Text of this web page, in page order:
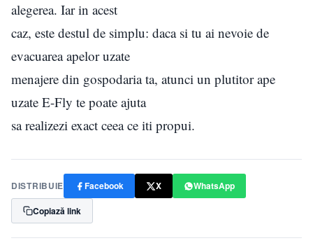
alegerea. Iar in acest
caz, este destul de simplu: daca si tu ai nevoie de
evacuarea apelor uzate
menajere din gospodaria ta, atunci un plutitor ape
uzate E-Fly te poate ajuta
sa realizezi exact ceea ce iti propui.
DISTRIBUIE Facebook X
WhatsApp
Copiază link